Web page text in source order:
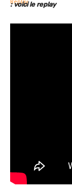
: voici le replay